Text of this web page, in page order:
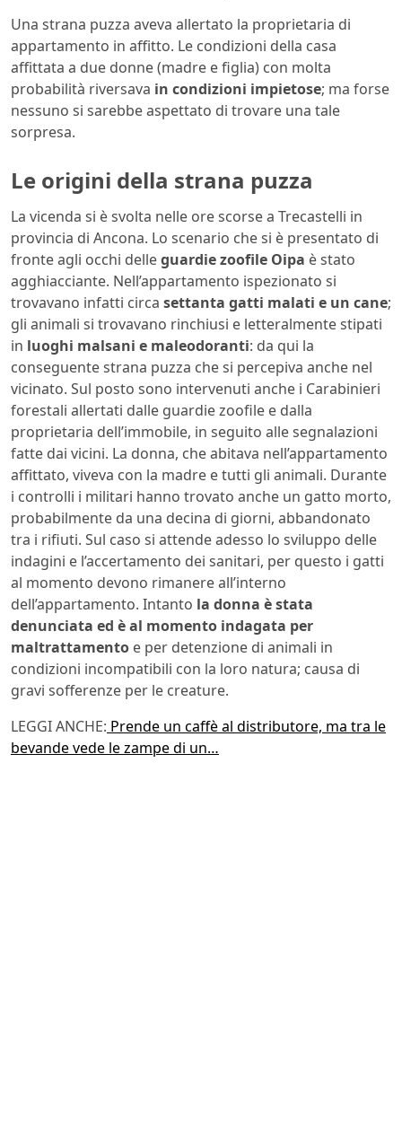
Una strana puzza aveva allertato la proprietaria di
appartamento in affitto. Le condizioni della casa
affittata a due donne (madre e figlia) con molta
probabilità riversava in condizioni impietose; ma forse
nessuno si sarebbe aspettato di trovare una tale
sorpresa.
Le origini della strana puzza
La vicenda si è svolta nelle ore scorse a Trecastelli in
provincia di Ancona. Lo scenario che si è presentato di
fronte agli occhi delleguardie zoofile Oipa è stato
agghiacciante. Nell’appartamento ispezionato si
trovavano infatti circa settanta gatti malati e un cane;
gli animali si trovavano rinchiusi e letteralmente stipati
in luoghi malsani e maleodoranti: da qui la
conseguente strana puzza che si percepiva anche nel
vicinato. Sul posto sono intervenuti anche i Carabinieri
forestali allertati dalle guardie zoofile e dalla
proprietaria dell’immobile, in seguito alle segnalazioni
fatte dai vicini. La donna, che abitava nell’appartamento
affittato, viveva con la madre e tutti gli animali. Durante
i controlli i militari hanno trovato anche un gatto morto,
probabilmente da una decina di giorni, abbandonato
tra i rifiuti. Sul caso si attende adesso lo sviluppo delle
indagini e l’accertamento dei sanitari, per questo i gatti
al momento devono rimanere all’interno
dell’appartamento. Intanto la donna è stata
denunciata ed è al momento indagata per
maltrattamento e per detenzione di animali in
condizioni incompatibili con la loro natura; causa di
gravi sofferenze per le creature.
LEGGI ANCHE: Prende un caffè al distributore, ma tra le
bevande vede le zampe di un…